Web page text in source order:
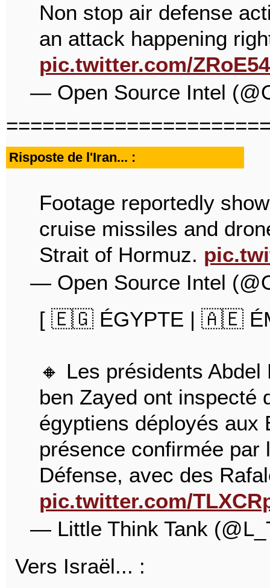
Non stop air defense
an attack happening
pic.twitter.com/
— Open Source Intel
Risposte de l'Iran... :
Footage reportedly
cruise missiles and
Strait of Hormuz.
— Open Source Intel
[ 🇪🇬 ÉGYPTE | 🇦🇪
🔸 Les présidents
ben Zayed ont inspecté
égyptiens déployés aux
présence confirmée
Défense, avec des
pic.twitter.com/
— Little Think Tank
Vers Israël... :